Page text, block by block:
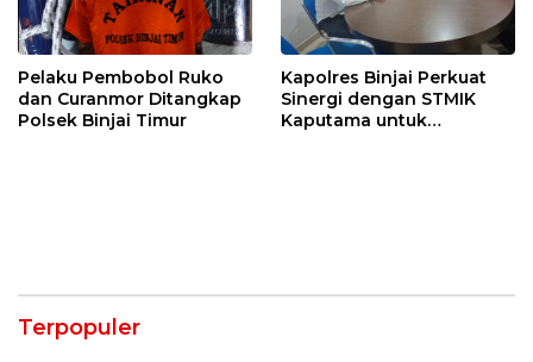
Pelaku Pembobol Ruko
dan Curanmor Ditangkap
Polsek Binjai Timur
Kapolres Binjai Perkuat
Sinergi dengan STMIK
Kaputama untuk
Terpopuler